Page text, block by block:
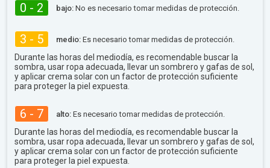
0 - 2 bajo: No es necesario tomar medidas de protección.
3 - 5 medio: Es necesario tomar medidas de protección.
Durante las horas del mediodía, es recomendable buscar la
sombra, usar ropa adecuada, llevar un sombrero y gafas de sol,
y aplicar crema solar con un factor de protección suficiente
para proteger la piel expuesta.
6 - 7 alto: Es necesario tomar medidas de protección.
Durante las horas del mediodía, es recomendable buscar la
sombra, usar ropa adecuada, llevar un sombrero y gafas de sol,
y aplicar crema solar con un factor de protección suficiente
para proteger la piel expuesta.